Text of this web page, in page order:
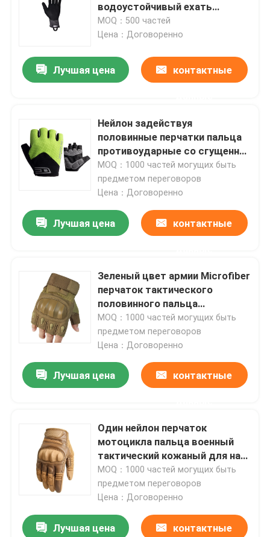
Продукты
Путешествие фабрики
Проверка качества
Свяжитесь мы
Военная форма боя
Военная камуфляжная форма
Военный баллистический панцырь
водоустойчивый ехать
устойчивый полный
MOQ：500 частей
Цена：Договоренно
Лучшая цена контактные
Нейлон задействуя
половинные перчатки пальца
противоударные со сгущенной
ладонью SBR
MOQ：1000 частей могущих быть
предметом переговоров
Цена：Договоренно
Лучшая цена контактные
Зеленый цвет армии Microfiber
перчаток тактического
половинного пальца
водоустойчивый ехать
MOQ：1000 частей могущих быть
предметом переговоров
Цена：Договоренно
Лучшая цена контактные
Один нейлон перчаток
мотоцикла пальца военный
тактический кожаный для на
открытом воздухе
взбираться
MOQ：1000 частей могущих быть
предметом переговоров
Цена：Договоренно
Лучшая цена контактные